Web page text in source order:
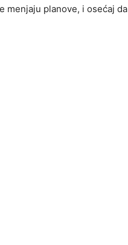
menjaju planove, i osećaj da